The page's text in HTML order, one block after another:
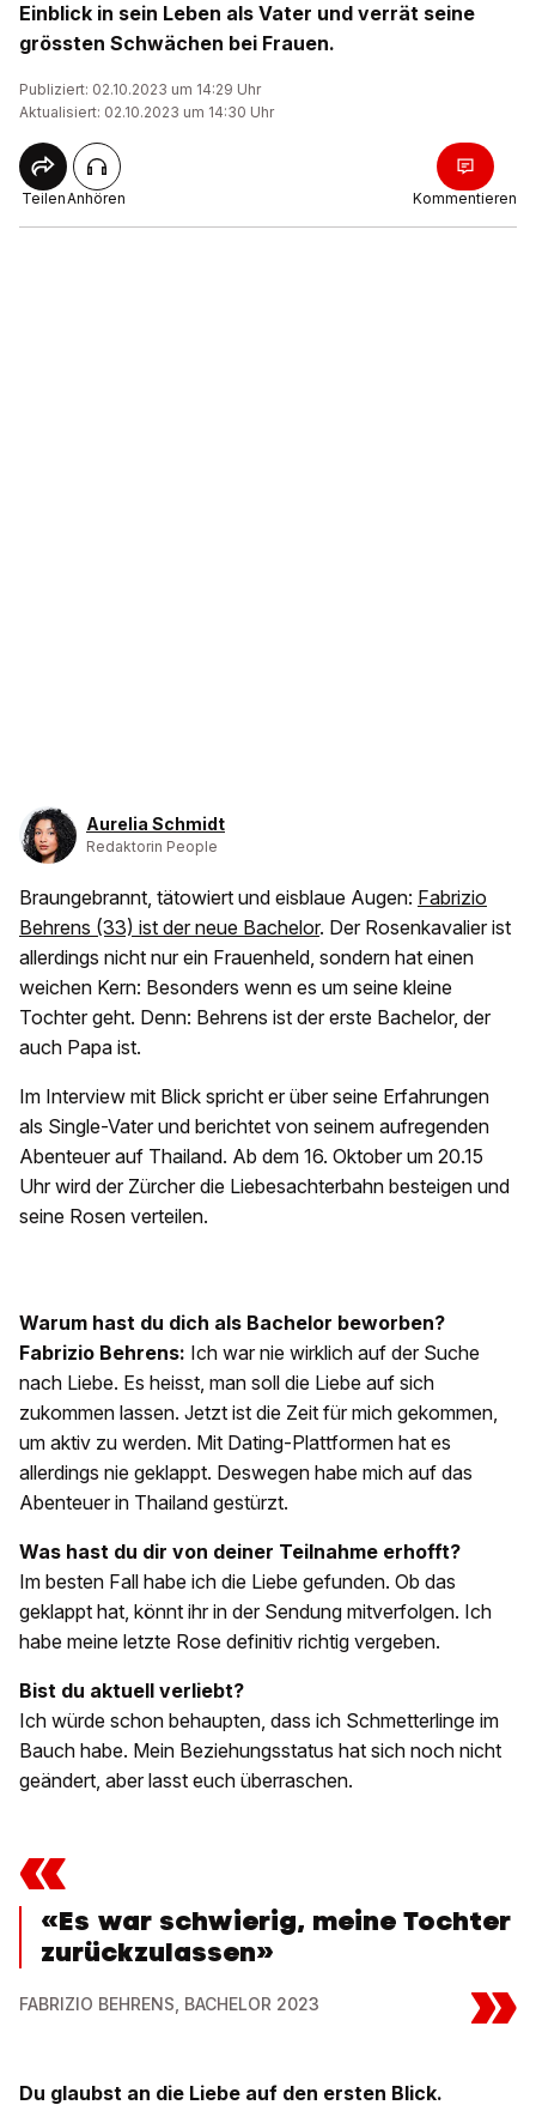
Einblick in sein Leben als Vater und verrät seine
grössten Schwächen bei Frauen.
Publiziert: 02.10.2023 um 14:29 Uhr
Aktualisiert: 02.10.2023 um 14:30 Uhr
TeilenAnhören Kommentieren
Aurelia Schmidt
Redaktorin People
Braungebrannt, tätowiert und eisblaue Augen: Fabrizio
Behrens (33) ist der neue Bachelor. Der Rosenkavalier ist
allerdings nicht nur ein Frauenheld, sondern hat einen
weichen Kern: Besonders wenn es um seine kleine
Tochter geht. Denn: Behrens ist der erste Bachelor, der
auch Papa ist.
Im Interview mit Blick spricht er über seine Erfahrungen
als Single-Vater und berichtet von seinem aufregenden
Abenteuer auf Thailand. Ab dem 16. Oktober um 20.15
Uhr wird der Zürcher die Liebesachterbahn besteigen und
seine Rosen verteilen.
Warum hast du dich als Bachelor beworben?
Fabrizio Behrens: Ich war nie wirklich auf der Suche
nach Liebe. Es heisst, man soll die Liebe auf sich
zukommen lassen. Jetzt ist die Zeit für mich gekommen,
um aktiv zu werden. Mit Dating-Plattformen hat es
allerdings nie geklappt. Deswegen habe mich auf das
Abenteuer in Thailand gestürzt.
Was hast du dir von deiner Teilnahme erhofft?
Im besten Fall habe ich die Liebe gefunden. Ob das
geklappt hat, könnt ihr in der Sendung mitverfolgen. Ich
habe meine letzte Rose definitiv richtig vergeben.
Bist du aktuell verliebt?
Ich würde schon behaupten, dass ich Schmetterlinge im
Bauch habe. Mein Beziehungsstatus hat sich noch nicht
geändert, aber lasst euch überraschen.
«
«Es war schwierig, meine Tochter
zurückzulassen»
FABRIZIO BEHRENS, BACHELOR 2023 »
Du glaubst an die Liebe auf den ersten Blick.